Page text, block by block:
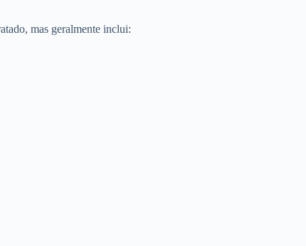
mas geralmente inclui: